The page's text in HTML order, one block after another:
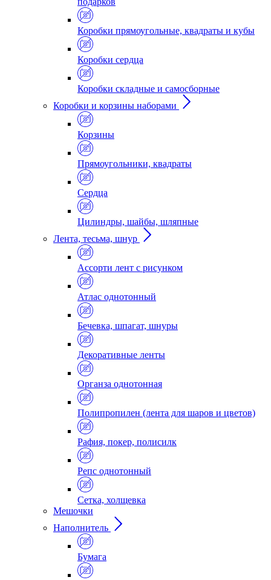
Коробки прямоугольные, квадраты и кубы
Коробки сердца
Коробки складные и самосборные
Коробки и корзины наборами
Корзины
Прямоугольники, квадраты
Сердца
Цилиндры, шайбы, шляпные
Лента, тесьма, шнур
Ассорти лент с рисунком
Атлас однотонный
Бечевка, шпагат, шнуры
Декоративные ленты
Органза однотонная
Полипропилен (лента для шаров и цветов)
Рафия, покер, полисилк
Репс однотонный
Сетка, холщевка
Мешочки
Наполнитель
Бумага